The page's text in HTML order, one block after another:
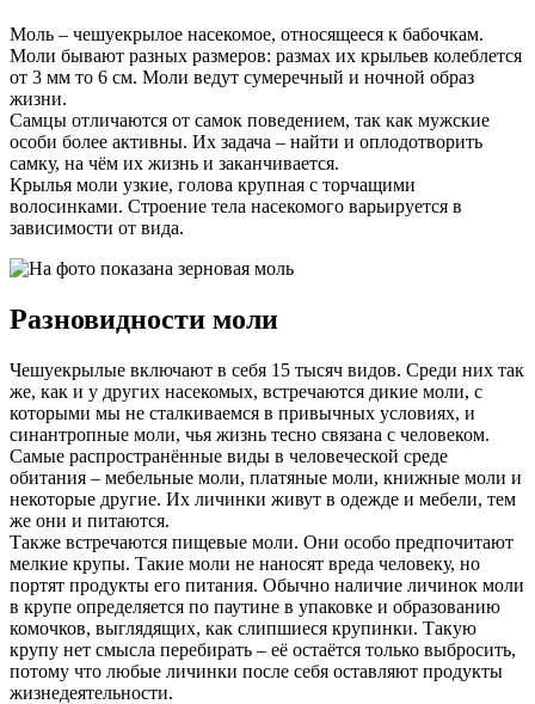
Моль – чешуекрылое насекомое, относящееся к бабочкам.
Моли бывают разных размеров: размах их крыльев колеблется
от 3 мм то 6 см. Моли ведут сумеречный и ночной образ
жизни.
Самцы отличаются от самок поведением, так как мужские
особи более активны. Их задача – найти и оплодотворить
самку, на чём их жизнь и заканчивается.
Крылья моли узкие, голова крупная с торчащими
волосинками. Строение тела насекомого варьируется в
зависимости от вида.
Разновидности моли
Чешуекрылые включают в себя 15 тысяч видов. Среди них так
же, как и у других насекомых, встречаются дикие моли, с
которыми мы не сталкиваемся в привычных условиях, и
синантропные моли, чья жизнь тесно связана с человеком.
Самые распространённые виды в человеческой среде
обитания – мебельные моли, платяные моли, книжные моли и
некоторые другие. Их личинки живут в одежде и мебели, тем
же они и питаются.
Также встречаются пищевые моли. Они особо предпочитают
мелкие крупы. Такие моли не наносят вреда человеку, но
портят продукты его питания. Обычно наличие личинок моли
в крупе определяется по паутине в упаковке и образованию
комочков, выглядящих, как слипшиеся крупинки. Такую
крупу нет смысла перебирать – её остаётся только выбросить,
потому что любые личинки после себя оставляют продукты
жизнедеятельности.